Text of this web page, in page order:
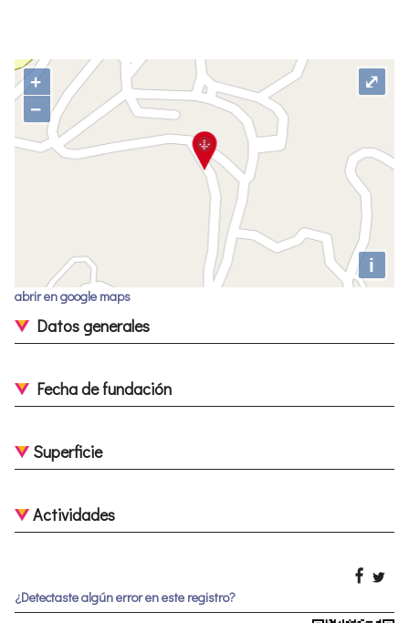
+
−
i
⤢
abrir en google maps
Datos generales
Fecha de fundación
Superficie
Actividades
¿Detectaste algún error en este registro?